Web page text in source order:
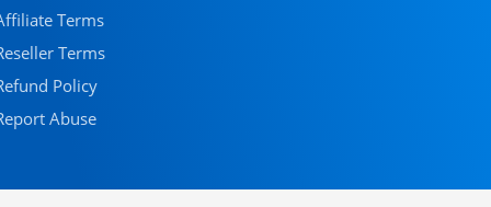
Terms
Terms
Policy
Abuse